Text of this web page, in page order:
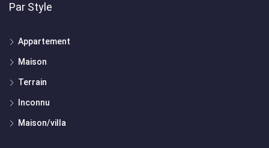
Par Style
Appartement
Maison
Terrain
Inconnu
Maison/villa